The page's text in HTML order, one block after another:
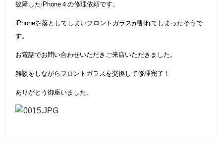
故障したiPhone４の修理依頼です。
iPhoneを落としてしまいフロントガラスが割れてしまったそうで
す。
お電話でお問い合わせいただきご来店いただきました。
雑談をしながらフロントガラスを交換して修理完了！
ありがとう御座いました。